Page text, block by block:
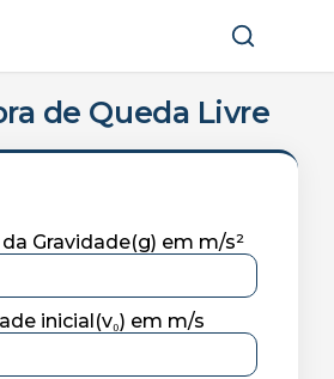
de Queda Livre
Gravidade(g) em m/s²
inicial(v₀) em m/s